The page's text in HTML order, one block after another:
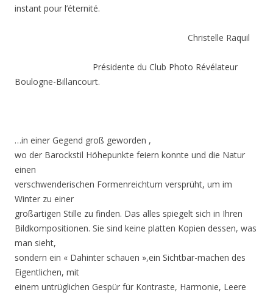
instant pour l’éternité.
Christelle Raquil
Présidente du Club Photo Révélateur
Boulogne-Billancourt.
…in einer Gegend groß geworden ,
wo der Barockstil Höhepunkte feiern konnte und die Natur
einen
verschwenderischen Formenreichtum versprüht, um im
Winter zu einer
großartigen Stille zu finden. Das alles spiegelt sich in Ihren
Bildkompositionen. Sie sind keine platten Kopien dessen, was
man sieht,
sondern ein « Dahinter schauen »,ein Sichtbar-machen des
Eigentlichen, mit
einem untrüglichen Gespür für Kontraste, Harmonie, Leere